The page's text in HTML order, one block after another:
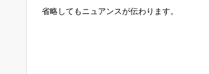
省略してもニュアンスが伝わります。